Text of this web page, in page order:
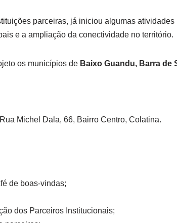
parceiras, já iniciou algumas
e a ampliação da conectividade no território.
os municípios de Baixo Guandu, Barra de
Michel Dala, 66, Bairro Centro, Colatina.
de boas-vindas;
dos Parceiros Institucionais;